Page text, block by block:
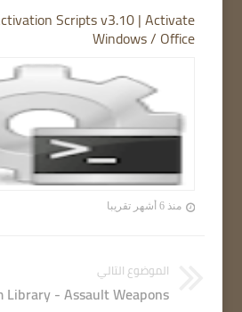
Scripts v3.10 | Activate
Windows / Office
منذ 6 أشهر تقريبا
الموضوع التالي